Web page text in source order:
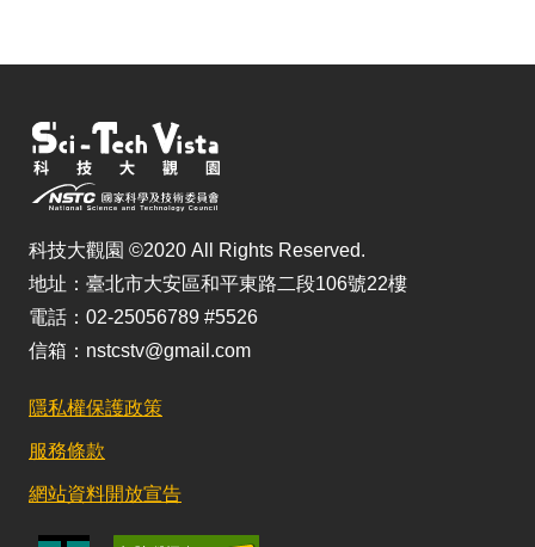
科技大觀園 ©2020 All Rights Reserved.
地址：臺北市大安區和平東路二段106號22樓
電話：02-25056789 #5526
信箱：nstcstv@gmail.com
隱私權保護政策
服務條款
網站資料開放宣告